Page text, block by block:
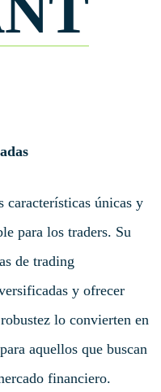
características únicas y
para los traders. Su
de trading
y ofrecer
lo convierten en
aquellos que buscan
financiero.